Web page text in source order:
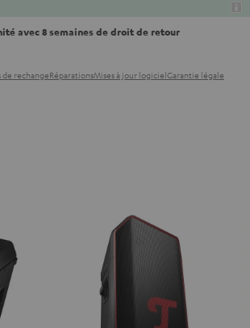
avec 8 semaines de droit de retour
de rechangeRéparationsMises à jour logicielGarantie légale